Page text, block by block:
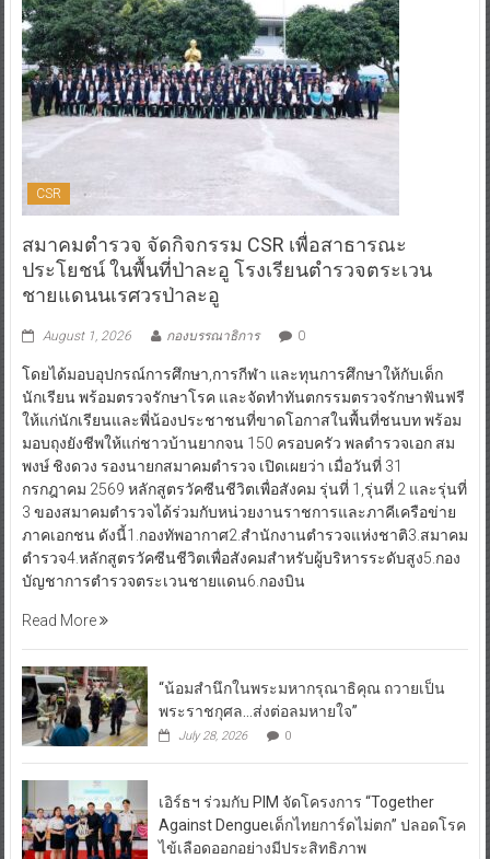
CSR
สมาคมตำรวจ จัดกิจกรรม CSR เพื่อสาธารณะ
ประโยชน์ ในพื้นที่ป่าละอู โรงเรียนตำรวจตระเวน
ชายแดนนเรศวรป่าละอู
August 1, 2026 กองบรรณาธิการ 0
โดยได้มอบอุปกรณ์การศึกษา,การกีฬา และทุนการศึกษาให้กับเด็ก
นักเรียน พร้อมตรวจรักษาโรค และจัดทำทันตกรรมตรวจรักษาฟันฟรี
ให้แก่นักเรียนและพี่น้องประชาชนที่ขาดโอกาสในพื้นที่ชนบท พร้อม
มอบถุงยังชีพให้แก่ชาวบ้านยากจน 150 ครอบครัว พลตำรวจเอก สม
พงษ์ ชิงดวง รองนายกสมาคมตำรวจ เปิดเผยว่า เมื่อวันที่ 31
กรกฎาคม 2569 หลักสูตรวัคซีนชีวิตเพื่อสังคม รุ่นที่ 1,รุ่นที่ 2 และรุ่นที่
3 ของสมาคมตำรวจได้ร่วมกับหน่วยงานราชการและภาคีเครือข่าย
ภาคเอกชน ดังนี้1.กองทัพอากาศ2.สำนักงานตำรวจแห่งชาติ3.สมาคม
ตำรวจ4.หลักสูตรวัคซีนชีวิตเพื่อสังคมสำหรับผู้บริหารระดับสูง5.กอง
บัญชาการตำรวจตระเวนชายแดน6.กองบิน
Read More
“น้อมสำนึกในพระมหากรุณาธิคุณ ถวายเป็น
พระราชกุศล…ส่งต่อลมหายใจ”
July 28, 2026 0
เอิร์ธฯ ร่วมกับ PIM จัดโครงการ “Together
Against Dengueเด็กไทยการ์ดไม่ตก” ปลอดโรค
ไข้เลือดออกอย่างมีประสิทธิภาพ